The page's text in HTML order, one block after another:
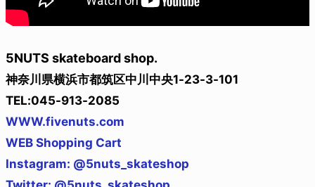
5NUTS skateboard shop.
神奈川県横浜市都筑区中川中央1-23-3-101
TEL:045-913-2085
WWW.fivenuts.com
WEB Shopping Cart
Instagram: @5nuts_skateshop